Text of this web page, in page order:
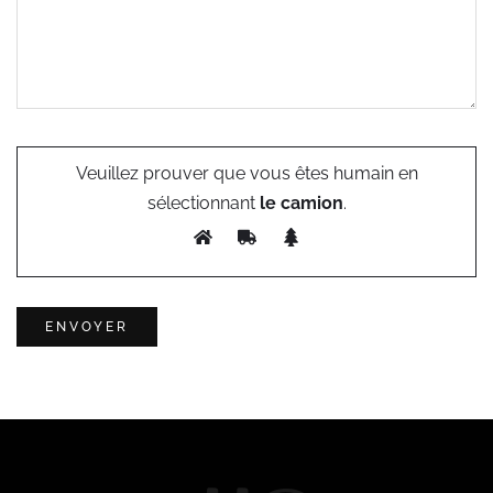
Veuillez prouver que vous êtes humain en
sélectionnantle camion.